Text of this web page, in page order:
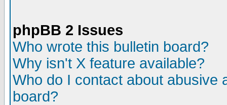
phpBB 2 Issues
Who wrote this bulletin board?
Why isn't X feature available?
Who do I contact about abusive
board?